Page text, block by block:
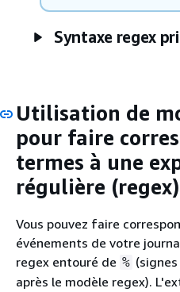
Syntaxe regex
Utilisation de
pour faire
termes à une
régulière (regex)
Vous pouvez faire
événements de votre
regex entouré de %
après le modèle regex).